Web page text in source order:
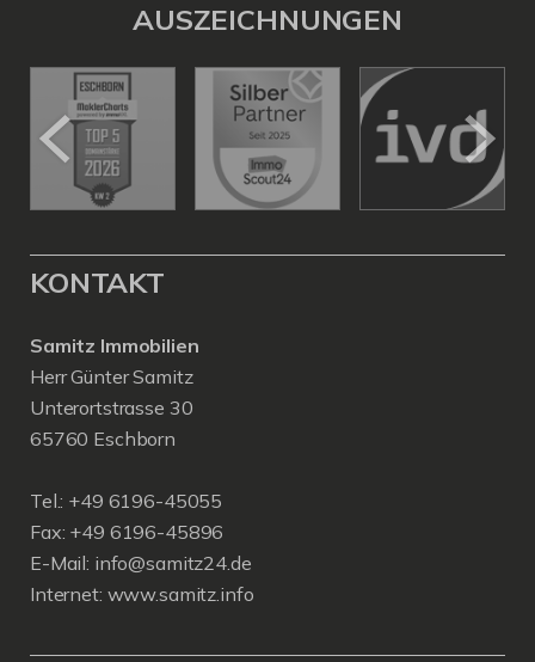
AUSZEICHNUNGEN
KONTAKT
Samitz Immobilien
Herr Günter Samitz
Unterortstrasse 30
65760 Eschborn
Tel.: +49 6196-45055
Fax: +49 6196-45896
E-Mail: info@samitz24.de
Internet: www.samitz.info